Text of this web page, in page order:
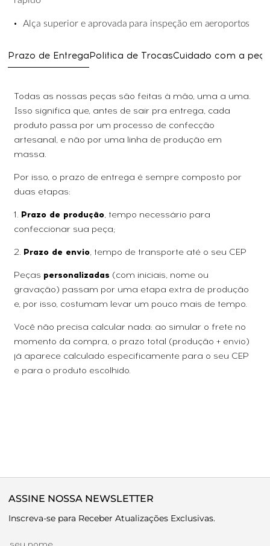
• Alça superior e aprovada para inspeção em aeroportos
Prazo de EntregaPolitica de TrocasCuidado com a
Todas as nossas peças são feitas à mão, uma a uma.
Isso significa que, antes de sair pra entrega, cada
produto passa por um processo de confecção
artesanal, e não por uma linha de produção em
massa.
Por isso, o prazo de entrega é sempre composto por
duas etapas:
1. Prazo de produção, tempo necessário para
confeccionar sua peça;
2. Prazo de envio, tempo de transporte até o seu CEP
Peças personalizadas (com iniciais, nome ou
gravação) passam por uma etapa extra de produção
e, por isso, costumam levar um pouco mais de tempo.
Você não precisa calcular nada: ao simular o frete no
momento da compra, o prazo total (produção + envio)
já aparece calculado especificamente para o seu CEP
e para o produto escolhido.
ASSINE NOSSA NEWSLETTER
Inscreva-se para Receber Atualizações Exclusivas.